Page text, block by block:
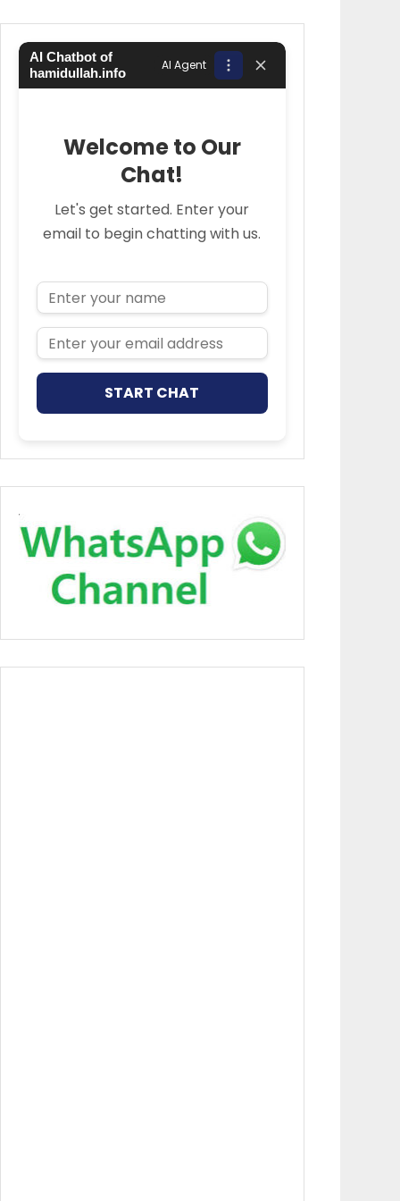
AI Chatbot of
hamidullah.info
AI Agent
Welcome to Our
Chat!
Let's get started. Enter your
email to begin chatting with us.
Name
Email Address
START CHAT